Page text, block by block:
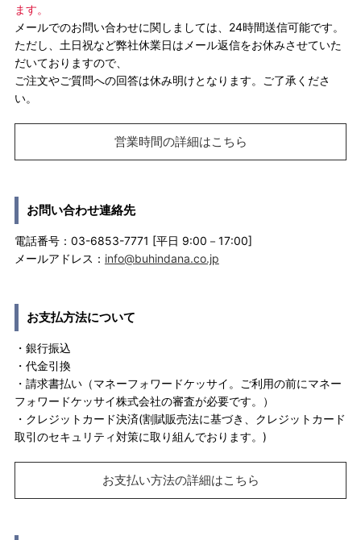
ます。
メールでのお問い合わせに関しましては、24時間送信可能です。
ただし、土日祝など弊社休業日はメール返信をお休みさせていた
だいておりますので、
ご注文やご質問への回答は休み明けとなります。ご了承くださ
い。
営業時間の詳細はこちら
お問い合わせ連絡先
電話番号：03-6853-7771 [平日 9:00－17:00]
メールアドレス： info@buhindana.co.jp
お支払方法について
・銀行振込
・代金引換
・請求書払い（マネーフォワードケッサイ。ご利用の前にマネー
フォワードケッサイ株式会社の審査が必要です。）
・クレジットカード決済(割賦販売法に基づき、クレジットカード
取引のセキュリティ対策に取り組んでおります。)
お支払い方法の詳細はこちら